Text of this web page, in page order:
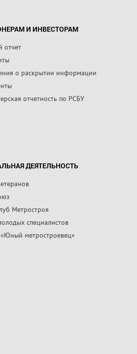
И ИНВЕСТОРАМ
отчет
о раскрытии информации
отчетность по РСБУ
ДЕЯТЕЛЬНОСТЬ
Метростроя
специалистов
«Юный метростроевец»